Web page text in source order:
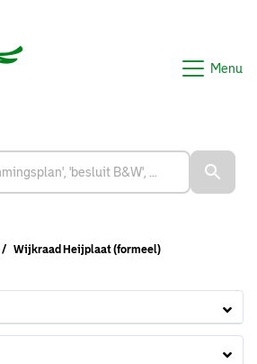
Menu
Wijkraad Heijplaat (formeel)